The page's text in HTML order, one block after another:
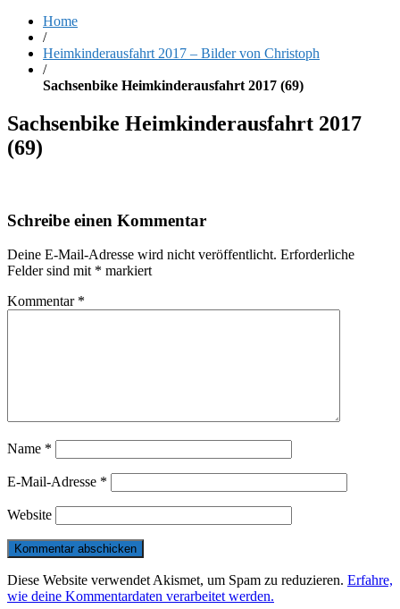
Home
/
Heimkinderausfahrt 2017 – Bilder von Christoph
/
Sachsenbike Heimkinderausfahrt 2017 (69)
Sachsenbike Heimkinderausfahrt 2017
(69)
Schreibe einen Kommentar
Deine E-Mail-Adresse wird nicht veröffentlicht. Erforderliche
Felder sind mit * markiert
Kommentar *
Name *
E-Mail-Adresse *
Website
Diese Website verwendet Akismet, um Spam zu reduzieren. Erfahre,
wie deine Kommentardaten verarbeitet werden.